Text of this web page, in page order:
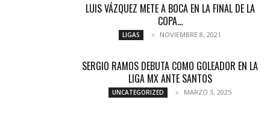
LUIS VÁZQUEZ METE A BOCA EN LA FINAL DE LA
COPA...
LIGAS NOVIEMBRE 8, 2021
SERGIO RAMOS DEBUTA COMO GOLEADOR EN LA
LIGA MX ANTE SANTOS
UNCATEGORIZED MARZO 3, 2025